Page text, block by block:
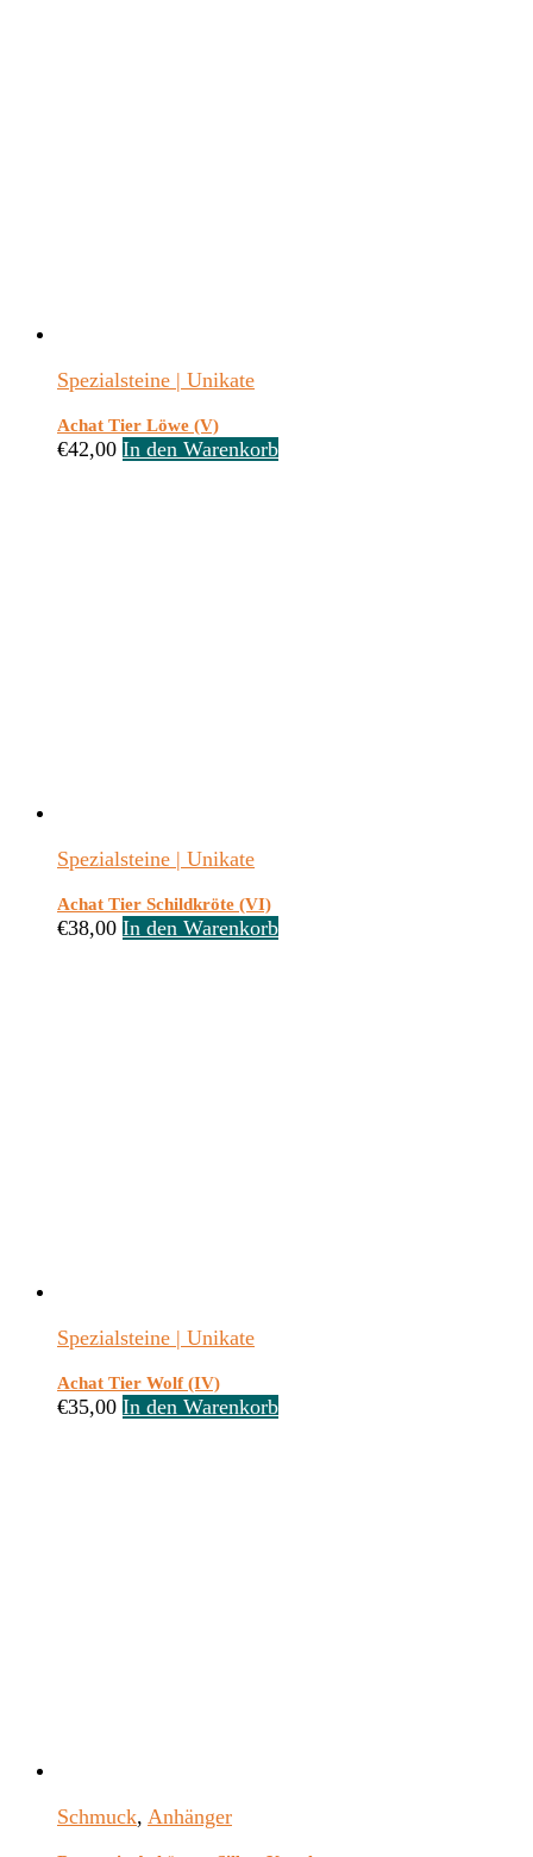
Spezialsteine | Unikate
Achat Tier Löwe (V)
€42,00 In den Warenkorb
Spezialsteine | Unikate
Achat Tier Schildkröte (VI)
€38,00 In den Warenkorb
Spezialsteine | Unikate
Achat Tier Wolf (IV)
€35,00 In den Warenkorb
Schmuck, Anhänger